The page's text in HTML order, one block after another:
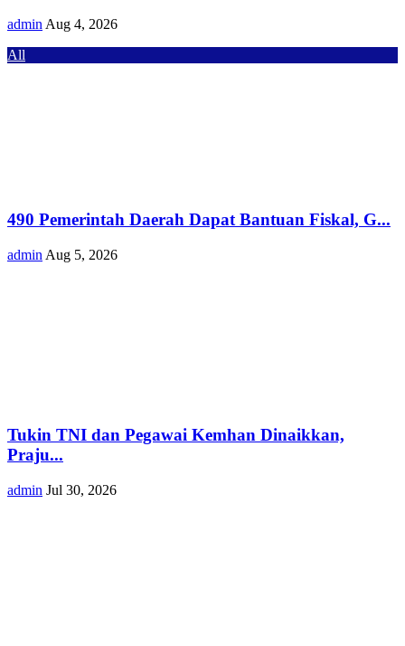
admin Aug 4, 2026
All
490 Pemerintah Daerah Dapat Bantuan Fiskal, G...
admin Aug 5, 2026
Tukin TNI dan Pegawai Kemhan Dinaikkan,
Praju...
admin Jul 30, 2026